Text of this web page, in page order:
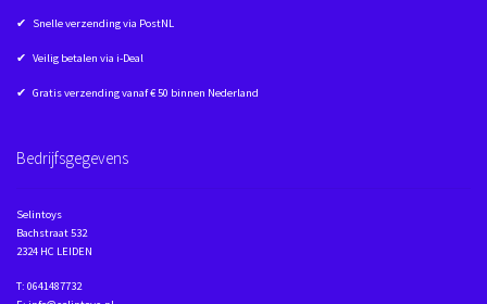
✔ Snelle verzending via PostNL
✔ Veilig betalen via i-Deal
✔ Gratis verzending vanaf € 50 binnen Nederland
Bedrijfsgegevens
Selintoys
Bachstraat 532
2324 HC LEIDEN
T: 0641487732